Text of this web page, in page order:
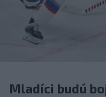
Mladíci budú